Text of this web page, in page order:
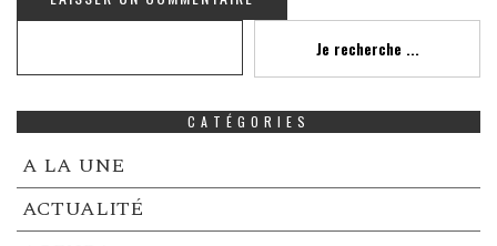
Je recherche ...
CATÉGORIES
A LA UNE
ACTUALITÉ